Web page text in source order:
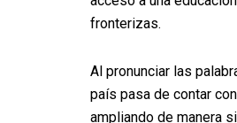
fronterizas.
Al pronunciar las
país pasa de contar
ampliando de manera